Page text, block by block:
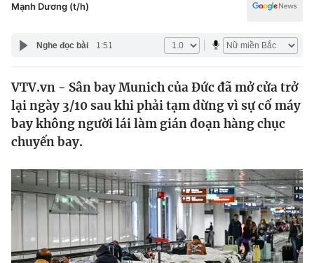
Pháp luật
Y tế
Thế giới
Tin tức
Thế giới đó đây
Câu chuyện quốc tế
Kinh tế
Thị trường
Góc doanh nghiệp
Dữ liệu và đời sống
Truyền hình
Phim VTV
Giải trí
Công nghệ
Mạnh Dương (t/h)
Nghe đọc bài 1:51
VTV.vn - Sân bay Munich của Đức đã mở cửa trở
lại ngày 3/10 sau khi phải tạm dừng vì sự cố máy
bay không người lái làm gián đoạn hàng chục
chuyến bay.